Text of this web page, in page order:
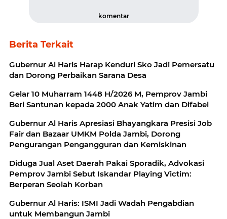
komentar
Berita Terkait
Gubernur Al Haris Harap Kenduri Sko Jadi Pemersatu
dan Dorong Perbaikan Sarana Desa
Gelar 10 Muharram 1448 H/2026 M, Pemprov Jambi
Beri Santunan kepada 2000 Anak Yatim dan Difabel
Gubernur Al Haris Apresiasi Bhayangkara Presisi Job
Fair dan Bazaar UMKM Polda Jambi, Dorong
Pengurangan Pengangguran dan Kemiskinan
Diduga Jual Aset Daerah Pakai Sporadik, Advokasi
Pemprov Jambi Sebut Iskandar Playing Victim:
Berperan Seolah Korban
Gubernur Al Haris: ISMI Jadi Wadah Pengabdian
untuk Membangun Jambi